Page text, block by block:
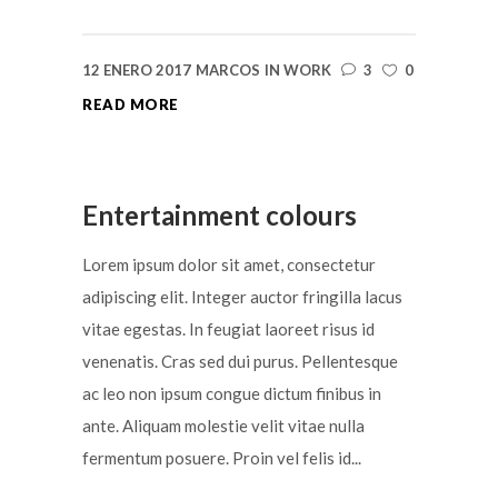
12 ENERO 2017 MARCOS IN WORK 3
0
READ MORE
Entertainment colours
Lorem ipsum dolor sit amet, consectetur
adipiscing elit. Integer auctor fringilla lacus
vitae egestas. In feugiat laoreet risus id
venenatis. Cras sed dui purus. Pellentesque
ac leo non ipsum congue dictum finibus in
ante. Aliquam molestie velit vitae nulla
fermentum posuere. Proin vel felis id...